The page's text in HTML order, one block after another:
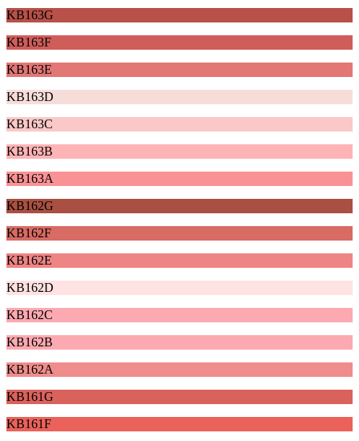
KB163G
KB163F
KB163E
KB163D
KB163C
KB163B
KB163A
KB162G
KB162F
KB162E
KB162D
KB162C
KB162B
KB162A
KB161G
KB161F